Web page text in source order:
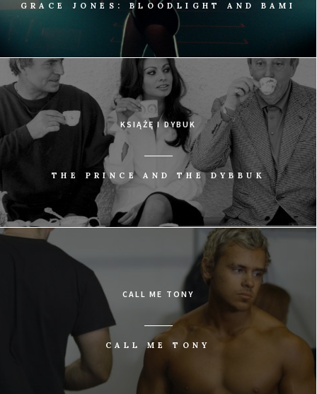
GRACE JONES: BLOODLIGHT AND BAMI
KSIĄŻĘ I DYBUK
THE PRINCE AND THE DYBBUK
CALL ME TONY
CALL ME TONY